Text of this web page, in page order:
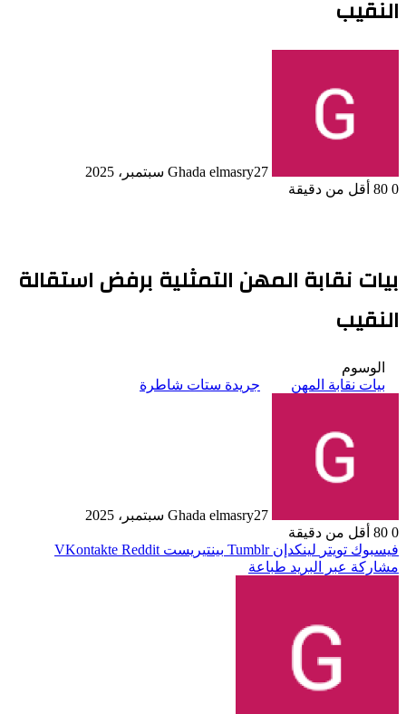
النقيب
Ghada elmasry27 سبتمبر، 2025
0
أقل من دقيقة
بيات نقابة المهن التمثلية برفض استقالة
النقيب
الوسوم
بيات نقابة المهن
جريدة ستات شاطرة
Ghada elmasry27 سبتمبر، 2025
0
أقل من دقيقة
فيسبوك تويتر لينكدإن بينتيريست
مشاركة عبر البريد طباعة